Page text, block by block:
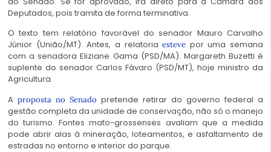
Deputados, pois tramita de forma terminativa.
O texto tem relatório favorável do senador Mauro Carvalho
Júnior (União/MT). Antes, a relatoriaesteve por uma semana
com a senadora Eliziane Gama (PSD/MA). Margareth Buzetti é
suplente do senador Carlos Fávaro (PSD/MT), hoje ministro da
Agricultura.
A proposta no Senado pretende retirar do governo federal a
gestão completa da unidade de conservação, não só o manejo
do turismo. Fontes mato-grossenses avaliam que a medida
pode abrir alas à mineração, loteamentos, e asfaltamento de
estradas no entorno e interior do parque.